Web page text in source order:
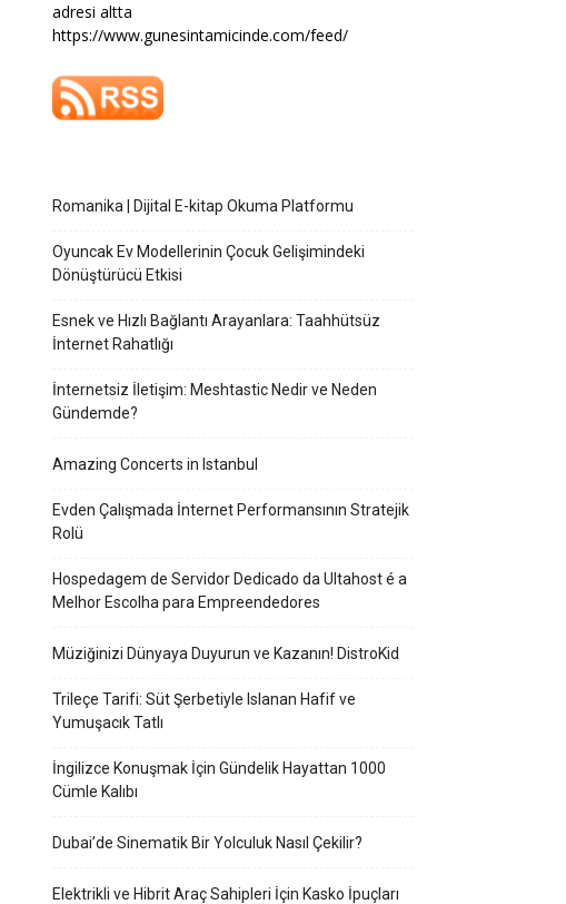
adresi altta
https://www.gunesintamicinde.com/feed/
Romanika | Dijital E-kitap Okuma Platformu
Oyuncak Ev Modellerinin Çocuk Gelişimindeki
Dönüştürücü Etkisi
Esnek ve Hızlı Bağlantı Arayanlara: Taahhütsüz
İnternet Rahatlığı
İnternetsiz İletişim: Meshtastic Nedir ve Neden
Gündemde?
Amazing Concerts in Istanbul
Evden Çalışmada İnternet Performansının Stratejik
Rolü
Hospedagem de Servidor Dedicado da Ultahost é a
Melhor Escolha para Empreendedores
Müziğinizi Dünyaya Duyurun ve Kazanın! DistroKid
Trileçe Tarifi: Süt Şerbetiyle Islanan Hafif ve
Yumuşacık Tatlı
İngilizce Konuşmak İçin Gündelik Hayattan 1000
Cümle Kalıbı
Dubai’de Sinematik Bir Yolculuk Nasıl Çekilir?
Elektrikli ve Hibrit Araç Sahipleri İçin Kasko İpuçları